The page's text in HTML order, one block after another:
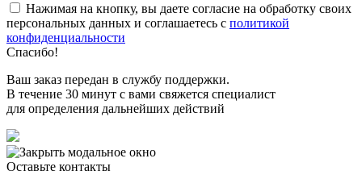
Нажимая на кнопку, вы даете согласие на обработку своих
персональных данных и соглашаетесь с политикой
конфиденциальности
Спасибо!
Ваш заказ передан в службу поддержки.
В течение 30 минут с вами свяжется специалист
для определения дальнейших действий
Оставьте контакты